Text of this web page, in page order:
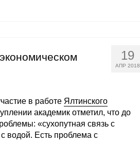
19
АПР 2018
в работе Ялтинского
академик отметил, что до
«сухопутная связь с
водой. Есть проблема с